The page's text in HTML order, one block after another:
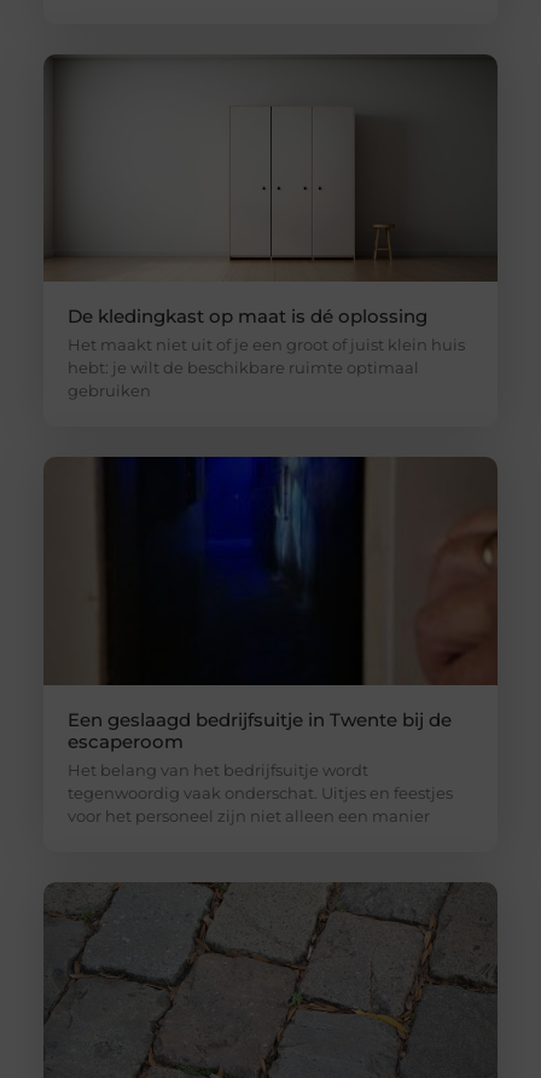
De kledingkast op maat is dé oplossing
Het maakt niet uit of je een groot of juist klein huis
hebt: je wilt de beschikbare ruimte optimaal
gebruiken
Een geslaagd bedrijfsuitje in Twente bij de
escaperoom
Het belang van het bedrijfsuitje wordt
tegenwoordig vaak onderschat. Uitjes en feestjes
voor het personeel zijn niet alleen een manier